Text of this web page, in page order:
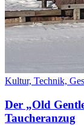
Kultur, Technik,
Der „Old
Taucheranzug